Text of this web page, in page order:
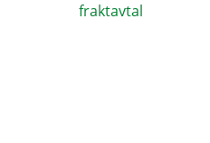
fraktavtal